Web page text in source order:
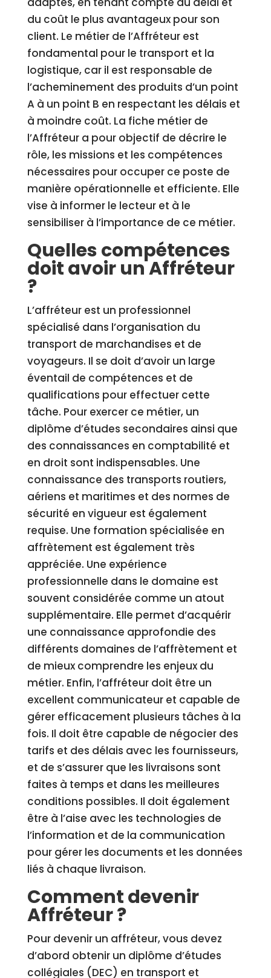
du coût le plus avantageux pour son
client. Le métier de l’Affréteur est
fondamental pour le transport et la
logistique, car il est responsable de
l’acheminement des produits d’un point
A à un point B en respectant les délais et
à moindre coût. La fiche métier de
l’Affréteur a pour objectif de décrire le
rôle, les missions et les compétences
nécessaires pour occuper ce poste de
manière opérationnelle et efficiente. Elle
vise à informer le lecteur et à le
sensibiliser à l’importance de ce métier.
Quelles compétences
doit avoir un Affréteur
?
L’affréteur est un professionnel
spécialisé dans l’organisation du
transport de marchandises et de
voyageurs. Il se doit d’avoir un large
éventail de compétences et de
qualifications pour effectuer cette
tâche. Pour exercer ce métier, un
diplôme d’études secondaires ainsi que
des connaissances en comptabilité et
en droit sont indispensables. Une
connaissance des transports routiers,
aériens et maritimes et des normes de
sécurité en vigueur est également
requise. Une formation spécialisée en
affrètement est également très
appréciée. Une expérience
professionnelle dans le domaine est
souvent considérée comme un atout
supplémentaire. Elle permet d’acquérir
une connaissance approfondie des
différents domaines de l’affrètement et
de mieux comprendre les enjeux du
métier. Enfin, l’affréteur doit être un
excellent communicateur et capable de
gérer efficacement plusieurs tâches à la
fois. Il doit être capable de négocier des
tarifs et des délais avec les fournisseurs,
et de s’assurer que les livraisons sont
faites à temps et dans les meilleures
conditions possibles. Il doit également
être à l’aise avec les technologies de
l’information et de la communication
pour gérer les documents et les données
liés à chaque livraison.
Comment devenir
Affréteur ?
Pour devenir un affréteur, vous devez
d’abord obtenir un diplôme d’études
collégiales (DEC) en transport et